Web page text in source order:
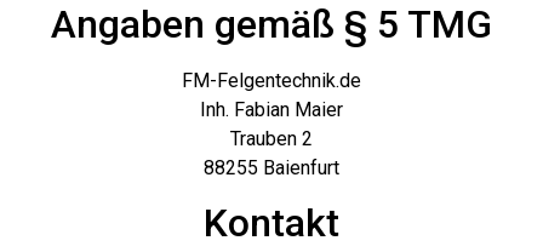
Angaben gemäß § 5 TMG
FM-Felgentechnik.de
Inh. Fabian Maier
Trauben 2
88255 Baienfurt
Kontakt